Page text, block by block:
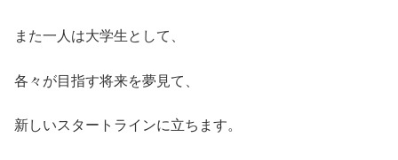
また一人は大学生として、
各々が目指す将来を夢見て、
新しいスタートラインに立ちます。